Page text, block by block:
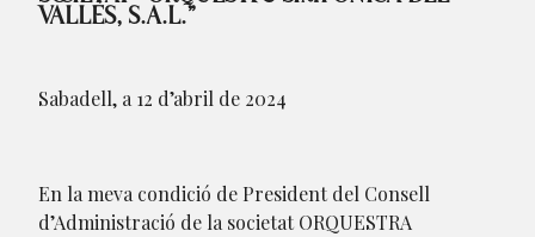
VALLÈS, S.A.L.”
Sabadell, a 12 d’abril de 2024
En la meva condició de President del Consell
d’Administració de la societat ORQUESTRA